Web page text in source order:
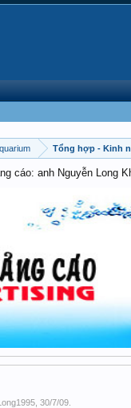
Tổng hợp - Kinh
cáo: anh Nguyễn Long
,30/7/09